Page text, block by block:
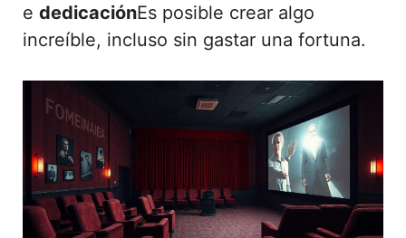
e dedicaciónEs posible crear algo
increíble, incluso sin gastar una fortuna.